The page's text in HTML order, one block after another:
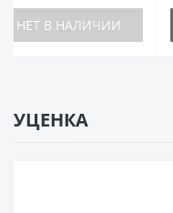
В КОРЗИНУ
УЦЕНКА